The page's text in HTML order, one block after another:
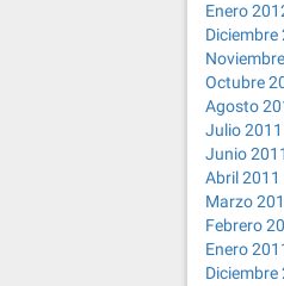
Enero
Diciembre
Octubre
Agosto
Julio 2011
Junio 2011
Abril 2011
Marzo
Febrero
Enero
Diciembre